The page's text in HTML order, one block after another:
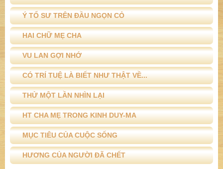
Ý TỔ SƯ TRÊN ĐẦU NGỌN CỎ
HAI CHỮ MẸ CHA
VU LAN GỢI NHỚ
CÓ TRÍ TUỆ LÀ BIẾT NHƯ THẬT VỀ...
THỬ MỘT LẦN NHÌN LẠI
HT CHA MẸ TRONG KINH DUY-MA
MỤC TIÊU CỦA CUỘC SỐNG
HƯƠNG CỦA NGƯỜI ĐÃ CHẾT